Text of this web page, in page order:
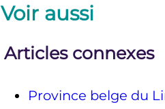
Voir aussi
Articles connexes
Province belge du